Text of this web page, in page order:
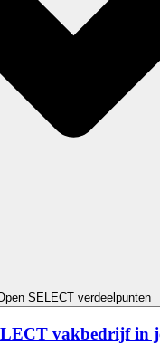
SELECT verdeelpunten
vakbedrijf in